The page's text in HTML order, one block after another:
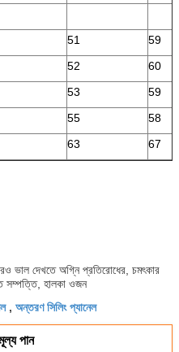
51
59
52
60
53
59
55
58
63 67
ভাল দেখতে অগ্নি প্রতিরোধের, চমৎকার
সম্পত্তি, হালকা ওজন
, অন্তরণ সিলিং প্যানেল
পান